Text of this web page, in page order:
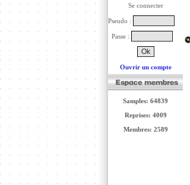
Se connecter
Pseudo :
Passe :
Ouvrir un compte
Samples: 64839
Reprises: 4009
Membres: 2589